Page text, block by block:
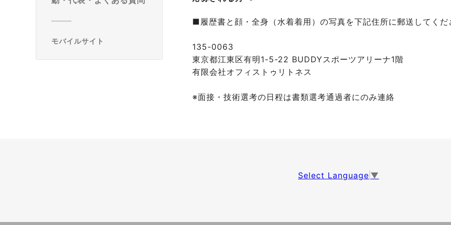
モバイルサイト
■履歴書と顔・全身（水着着用）の写真を下記住所に郵送してくだ
135-0063
東京都江東区有明1-5-22 BUDDYスポーツアリーナ1階
有限会社オフィストゥリトネス
※面接・技術選考の日程は書類選考通過者にのみ連絡
Select Language ▼